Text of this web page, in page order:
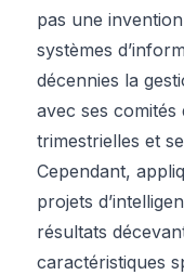
pas une
systèmes
décennies la
avec ses
trimestrielles et
Cependant,
projets
résultats
caractéristiques